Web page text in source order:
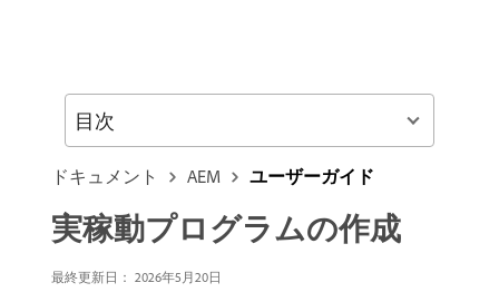
ドキュメント AEM ユーザーガイド
実稼動プログラムの作成
最終更新日： 2026年5月20日
目次